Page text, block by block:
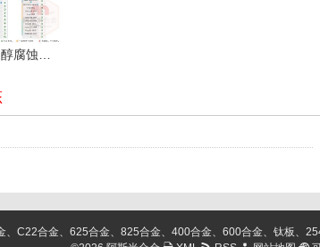
汞腐蚀，甲醇腐蚀，氯甲烷腐蚀
C22合金、625合金、825合金、400合金、600合金、钛板、